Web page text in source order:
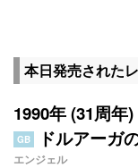
本日発売された
1990年 (31周年)
GB ドルアーガ
エンジェル